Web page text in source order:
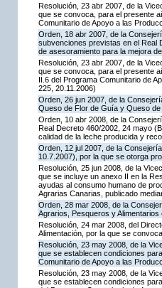
Resolución, 23 abr 2007, de la
que se convoca, para el presente
Comunitario de Apoyo a las
Orden, 18 abr 2007, de la
subvenciones previstas en el Real
de asesoramiento para la mejora
Resolución, 23 abr 2007, de la
que se convoca, para el presente
II.6 del Programa Comunitario de
225, 20.11.2006)
Orden, 26 jun 2007, de la
Queso de Flor de Guía y Queso
Orden, 10 abr 2008, de la
Real Decreto 460/2002, 24 mayo
calidad de la leche producida y
Orden, 12 jul 2007, de la
10.7.2007), por la que se otorga
Resolución, 25 jun 2008, de la
que se incluye un anexo II en la
ayudas al consumo humano de
Agrarias Canarias, publicado
Orden, 28 mar 2008, de la
Agrarios, Pesqueros y Alimentarios
Resolución, 24 mar 2008, del
Alimentación, por la que se
Resolución, 23 may 2008, de la
que se establecen condiciones
Comunitario de Apoyo a las
Resolución, 23 may 2008, de la
que se establecen condiciones